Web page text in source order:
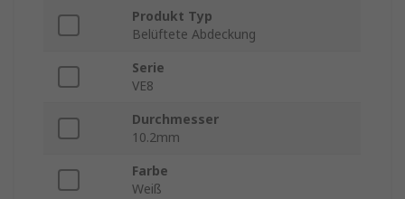
Produkt Typ
Belüftete Abdeckung
Serie
VE8
Durchmesser
10.2mm
Farbe
Weiß